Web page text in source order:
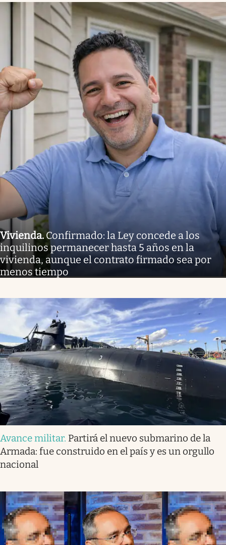
Vivienda.Confirmado: la Ley concede a los
inquilinos permanecer hasta 5 años en la
vivienda, aunque el contrato firmado sea por
menos tiempo
Avance militar. Partirá el nuevo submarino de la
Armada: fue construido en el país y es un orgullo
nacional